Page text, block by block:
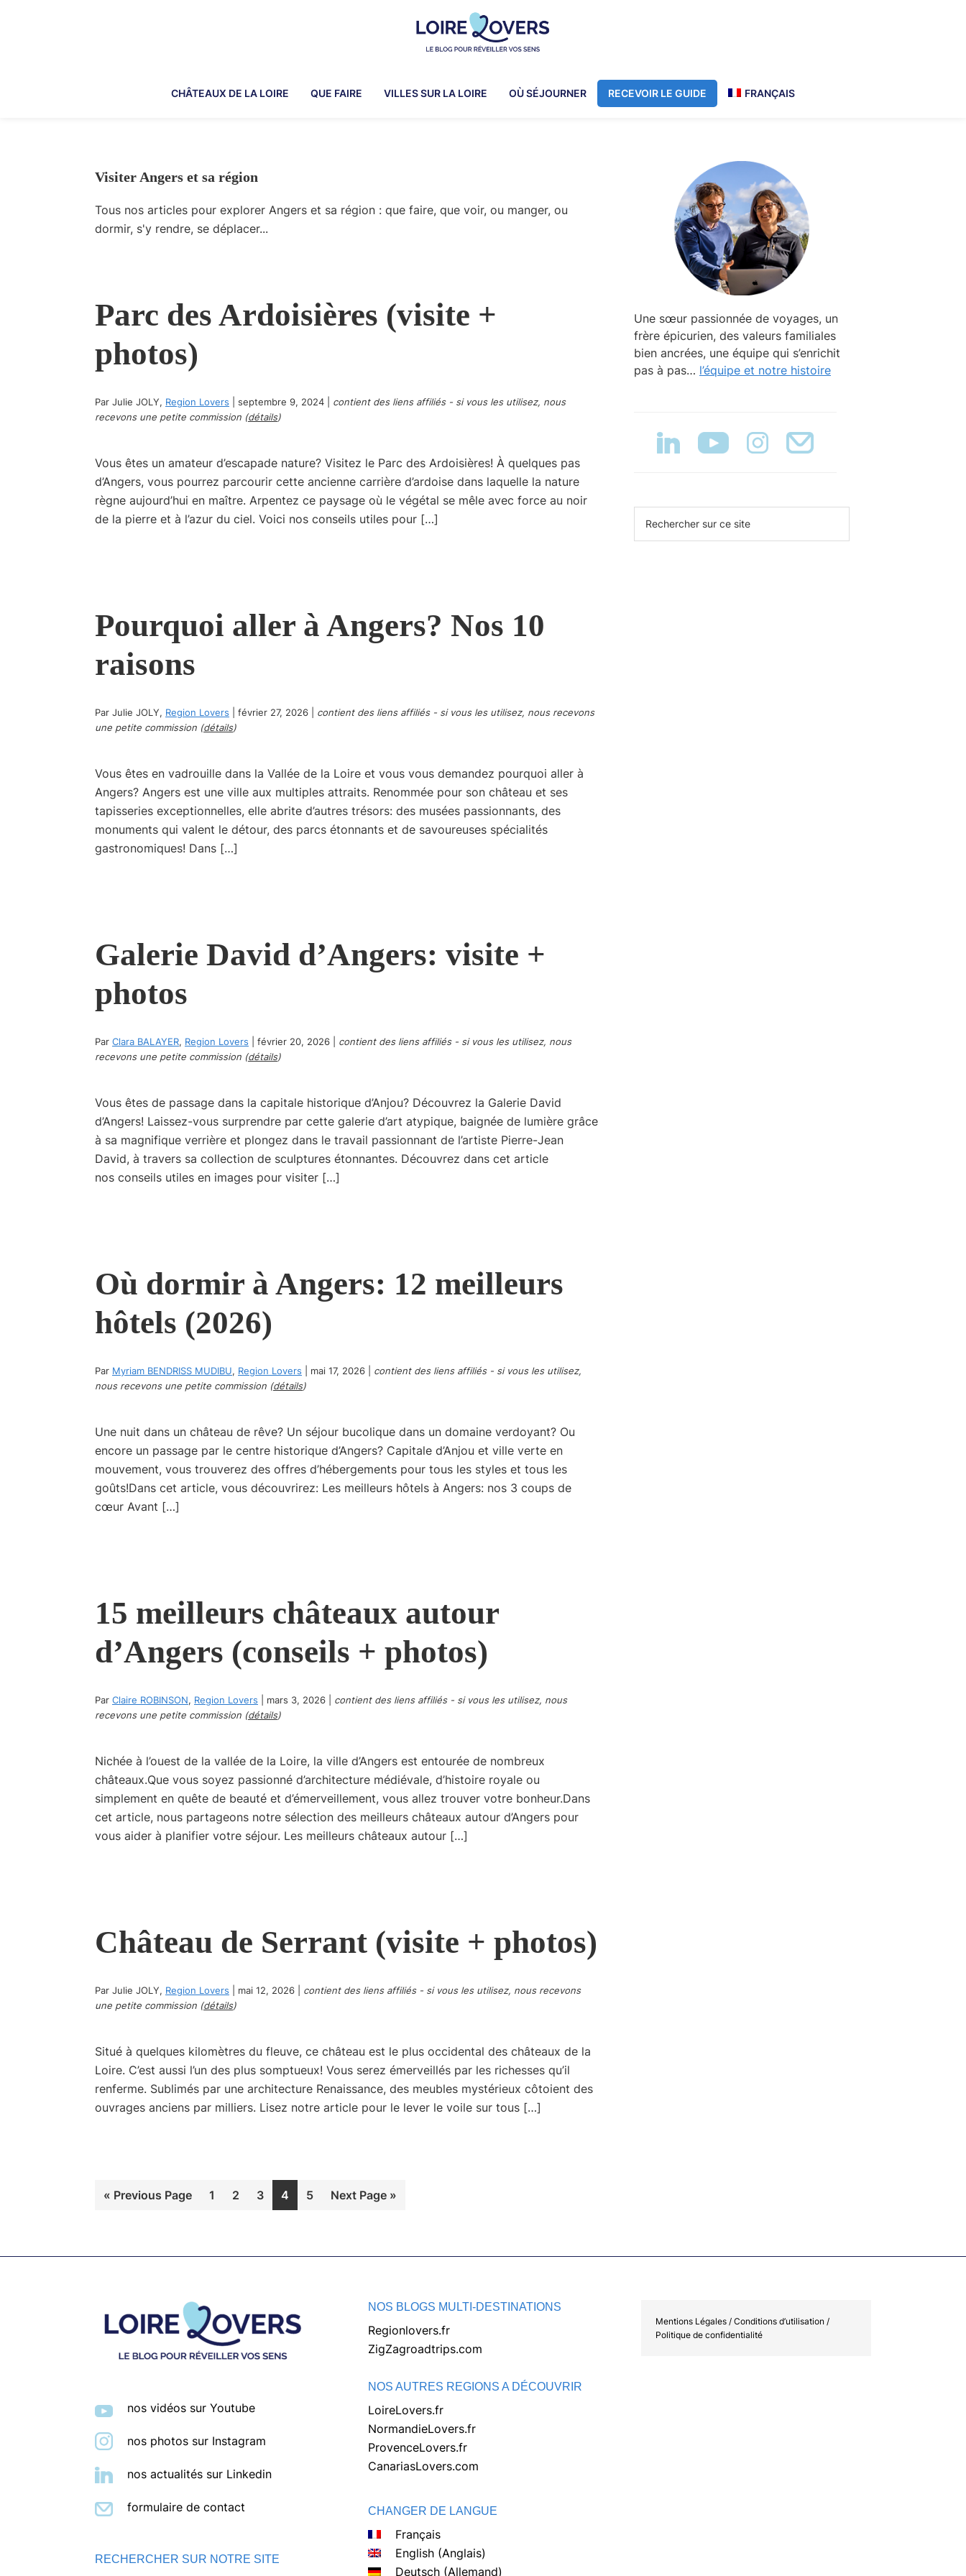
Lovers
réveiller
Le
Manu
CHÂTEAUX DE LA LOIRE QUE FAIRE VILLES SUR LA LOIRE OÙ SÉJOURNER RECEVOIR LE GUIDE FRANÇAIS
Visiter Angers et sa région
Tous nos articles pour explorer Angers et sa région : que faire, que voir, ou manger, ou
dormir, s'y rendre, se déplacer...
Parc des Ardoisières (visite +
photos)
Par Julie JOLY, Region Lovers septembre 9, 2024
contient des liens affiliés - si vous les utilisez, nous
recevons une petite commission (détails)
Vous êtes un amateur d’escapade nature? Visitez le Parc des Ardoisières! À quelques pas
d’Angers, vous pourrez parcourir cette ancienne carrière d’ardoise dans laquelle la nature
règne aujourd’hui en maître. Arpentez ce paysage où le végétal se mêle avec force au noir
de la pierre et à l’azur du ciel. Voici nos conseils utiles pour […]
Pourquoi aller à Angers? Nos 10
raisons
Par Julie JOLY, Region Lovers février 27, 2026
contient des liens affiliés - si vous les utilisez, nous recevons
une petite commission (détails)
Vous êtes en vadrouille dans la Vallée de la Loire et vous vous demandez pourquoi aller à
Angers? Angers est une ville aux multiples attraits. Renommée pour son château et ses
tapisseries exceptionnelles, elle abrite d’autres trésors: des musées passionnants, des
monuments qui valent le détour, des parcs étonnants et de savoureuses spécialités
gastronomiques! Dans […]
Galerie David d’Angers: visite +
photos
Par Clara BALAYER, Region Lovers février 20, 2026
contient des liens affiliés - si vous les utilisez, nous
recevons une petite commission (détails)
Vous êtes de passage dans la capitale historique d’Anjou? Découvrez la Galerie David
d’Angers! Laissez-vous surprendre par cette galerie d’art atypique, baignée de lumière grâce
à sa magnifique verrière et plongez dans le travail passionnant de l’artiste Pierre-Jean
David, à travers sa collection de sculptures étonnantes. Découvrez dans cet article
nos conseils utiles en images pour visiter […]
Où dormir à Angers: 12 meilleurs
hôtels (2026)
Par Myriam BENDRISS MUDIBU, Region Lovers mai 17, 2026
contient des liens affiliés - si vous les utilisez,
nous recevons une petite commission (détails)
Une nuit dans un château de rêve? Un séjour bucolique dans un domaine verdoyant? Ou
encore un passage par le centre historique d’Angers? Capitale d’Anjou et ville verte en
mouvement, vous trouverez des offres d’hébergements pour tous les styles et tous les
goûts!Dans cet article, vous découvrirez: Les meilleurs hôtels à Angers: nos 3 coups de
cœur Avant […]
15 meilleurs châteaux autour
d’Angers (conseils + photos)
Par Claire ROBINSON, Region Lovers mars 3, 2026
contient des liens affiliés - si vous les utilisez, nous
recevons une petite commission (détails)
Nichée à l’ouest de la vallée de la Loire, la ville d’Angers est entourée de nombreux
châteaux.Que vous soyez passionné d’architecture médiévale, d’histoire royale ou
simplement en quête de beauté et d’émerveillement, vous allez trouver votre bonheur.Dans
cet article, nous partageons notre sélection des meilleurs châteaux autour d’Angers pour
vous aider à planifier votre séjour. Les meilleurs châteaux autour […]
Château de Serrant (visite + photos)
Par Julie JOLY, Region Lovers mai 12, 2026
contient des liens affiliés - si vous les utilisez, nous recevons
une petite commission (détails)
Situé à quelques kilomètres du fleuve, ce château est le plus occidental des châteaux de la
Loire. C’est aussi l’un des plus somptueux! Vous serez émerveillés par les richesses qu’il
renferme. Sublimés par une architecture Renaissance, des meubles mystérieux côtoient des
ouvrages anciens par milliers. Lisez notre article pour le lever le voile sur tous […]
« Go
Previous Page Page
1 Page
2 Page
3 Page
4 Page
5
Go
Next Page »
Primary
Sidebar
Une sœur passionnée de voyages, un
frère épicurien, des valeurs familiales
bien ancrées, une équipe qui s’enrichit
pas à pas… l’équipe et notre histoire
sur
nos vidéos sur Youtube
nos photos sur Instagram
nos actualités sur Linkedin
formulaire de contact
RECHERCHER SUR NOTRE SITE
NOS BLOGS MULTI-DESTINATIONS
Regionlovers.fr
ZigZagroadtrips.com
NOS AUTRES REGIONS A DÉCOUVRIR
LoireLovers.fr
NormandieLovers.fr
ProvenceLovers.fr
CanariasLovers.com
CHANGER DE LANGUE
Français
English (Anglais)
Deutsch (Allemand)
Mentions Légales / Conditions d’utilisation /
Politique de confidentialité